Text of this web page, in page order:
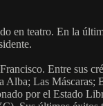
en teatro. En la
Entre sus
Las
por el Estado